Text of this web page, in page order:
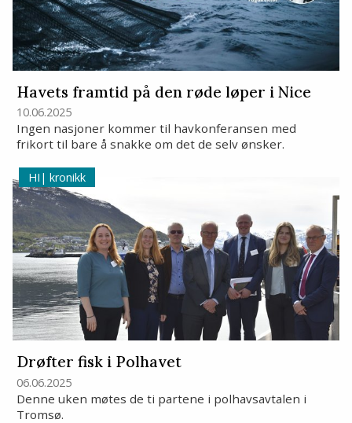
Havets framtid på den røde løper i Nice
10.06.2025
Ingen nasjoner kommer til havkonferansen med
frikort til bare å snakke om det de selv ønsker.
kronikk
Drøfter fisk i Polhavet
06.06.2025
Denne uken møtes de ti partene i polhavsavtalen i
Tromsø.